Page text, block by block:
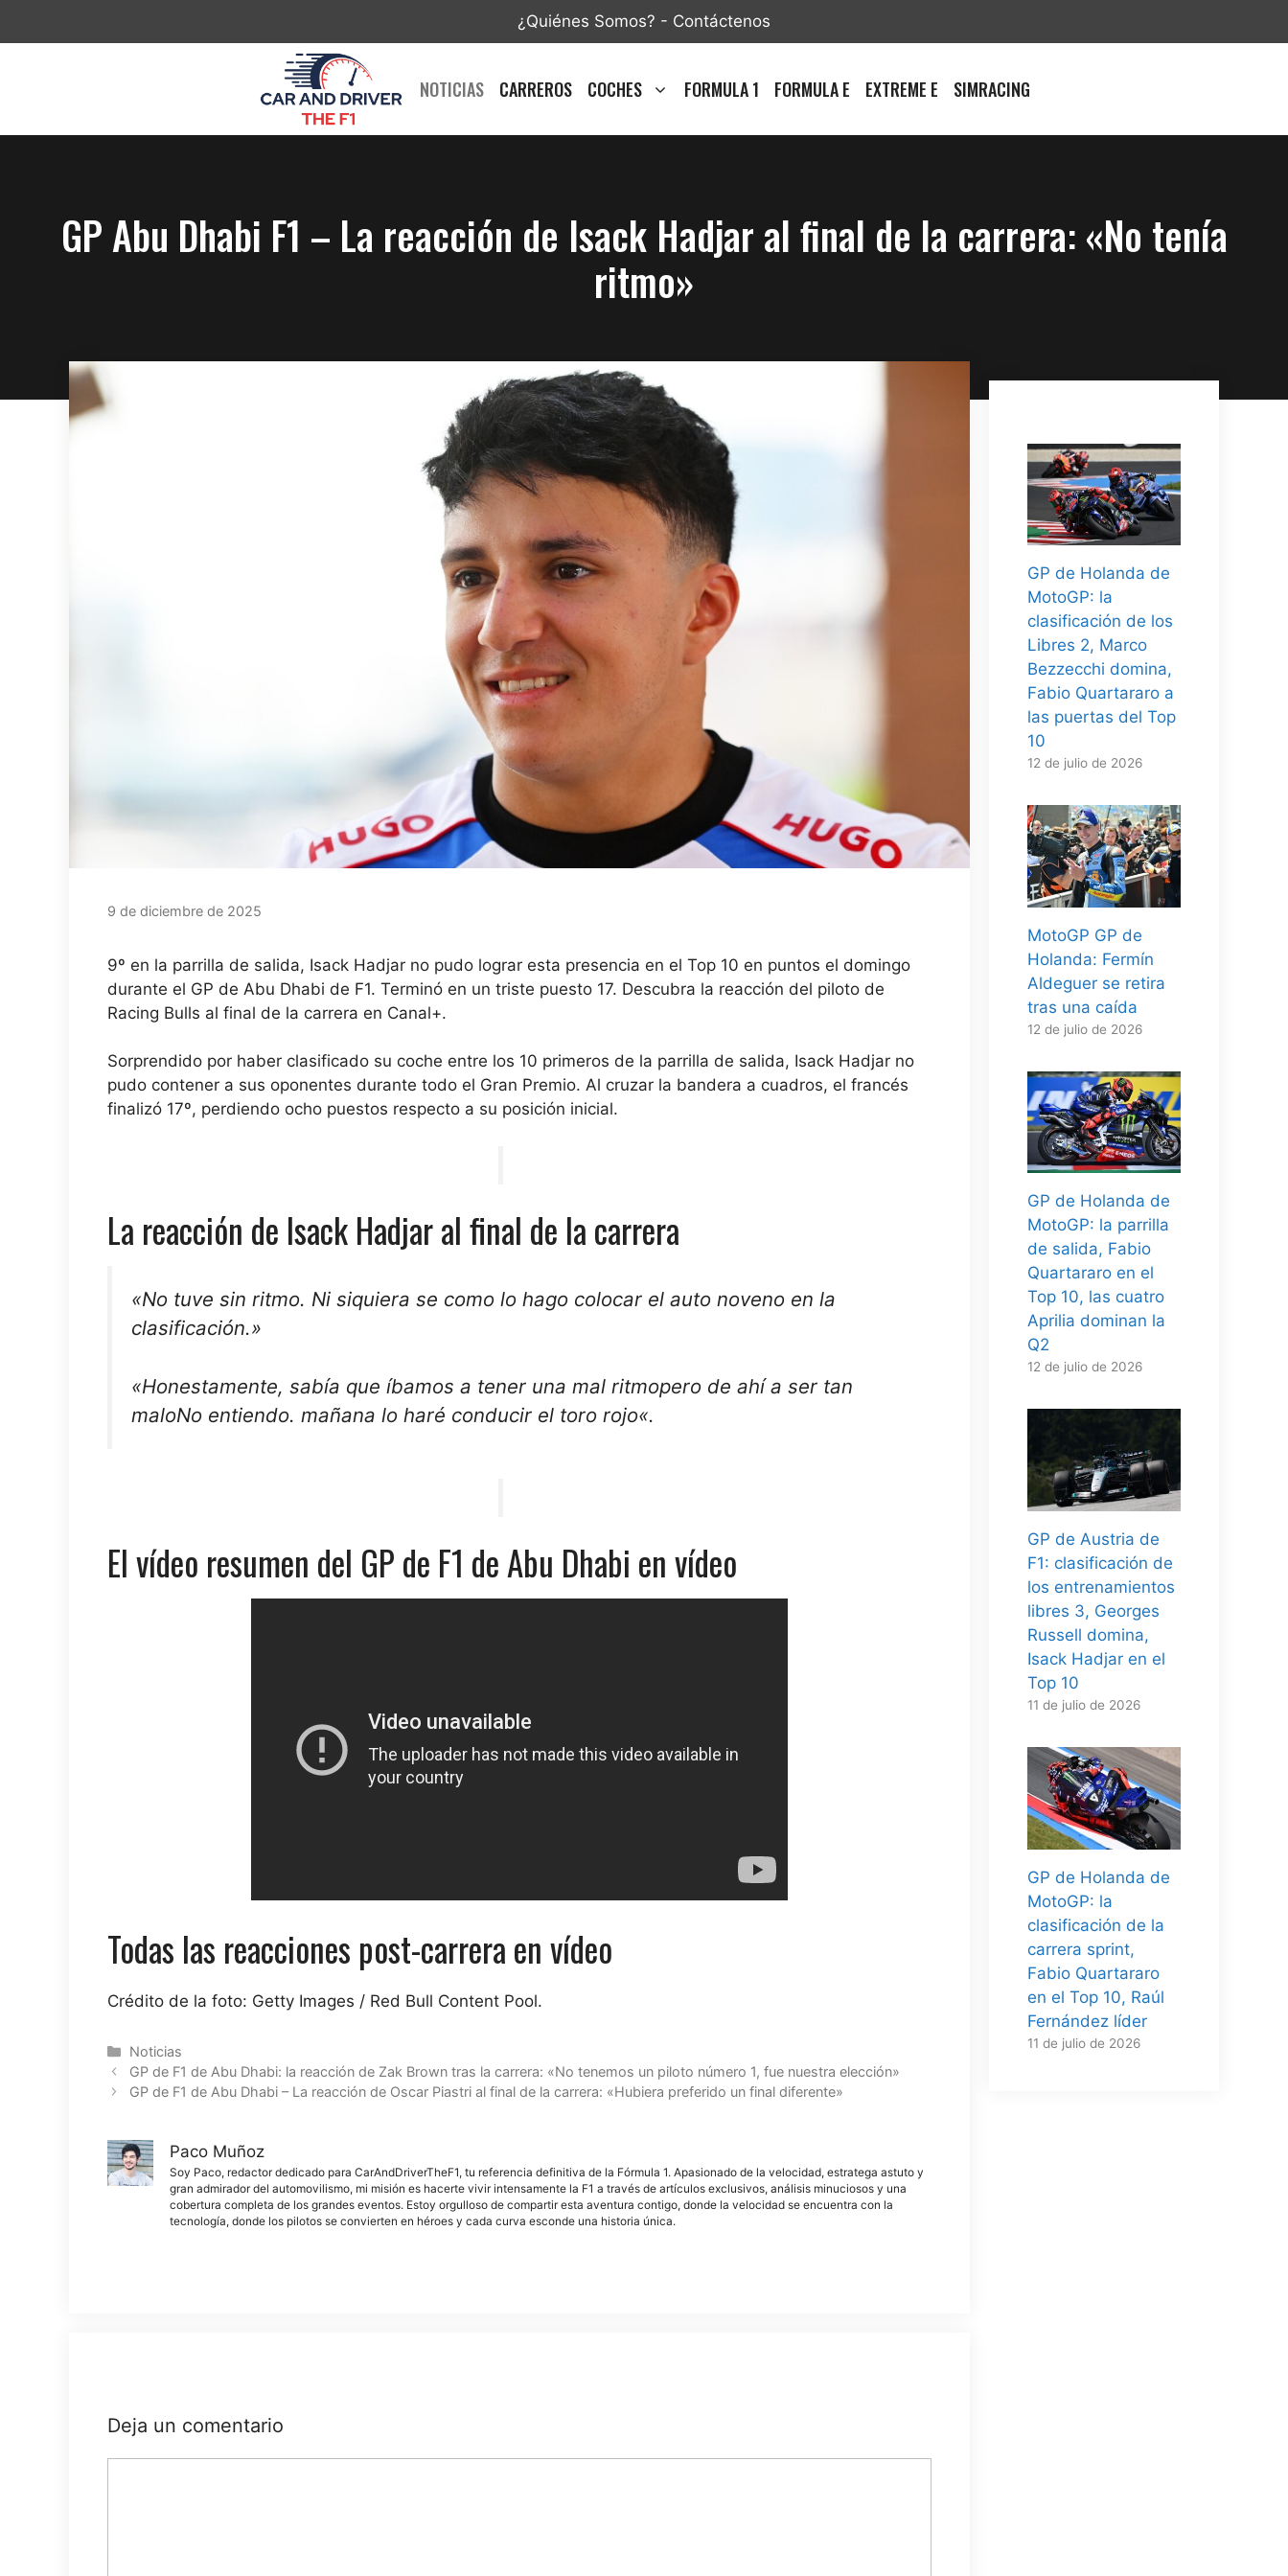
¿Quiénes Somos? - Contáctenos
NOTICIAS CARREROS COCHES FORMULA 1 FORMULA E EXTREME E SIMRACING
GP Abu Dhabi F1 – La reacción de Isack Hadjar al final de la carrera: «No tenía
ritmo»
9 de diciembre de 2025
9º en la parrilla de salida, Isack Hadjar no pudo lograr esta presencia en el Top 10 en puntos el domingo
durante el GP de Abu Dhabi de F1. Terminó en un triste puesto 17. Descubra la reacción del piloto de
Racing Bulls al final de la carrera en Canal+.
Sorprendido por haber clasificado su coche entre los 10 primeros de la parrilla de salida, Isack Hadjar no
pudo contener a sus oponentes durante todo el Gran Premio. Al cruzar la bandera a cuadros, el francés
finalizó 17º, perdiendo ocho puestos respecto a su posición inicial.
La reacción de Isack Hadjar al final de la carrera
«No tuve sin ritmo. Ni siquiera se como lo hago colocar el auto noveno en la
clasificación.»
«Honestamente, sabía que íbamos a tener una mal ritmopero de ahí a ser tan
maloNo entiendo. mañana lo haré conducir el toro rojo«.
El vídeo resumen del GP de F1 de Abu Dhabi en vídeo
Todas las reacciones post-carrera en vídeo
Crédito de la foto: Getty Images / Red Bull Content Pool.
Categorías
Noticias
GP de F1 de Abu Dhabi: la reacción de Zak Brown tras la carrera: «No tenemos un piloto número 1, fue nuestra elección»
GP de F1 de Abu Dhabi – La reacción de Oscar Piastri al final de la carrera: «Hubiera preferido un final diferente»
Paco Muñoz
Soy Paco, redactor dedicado para CarAndDriverTheF1, tu referencia definitiva de la Fórmula 1. Apasionado de la velocidad, estratega astuto y
gran admirador del automovilismo, mi misión es hacerte vivir intensamente la F1 a través de artículos exclusivos, análisis minuciosos y una
cobertura completa de los grandes eventos. Estoy orgulloso de compartir esta aventura contigo, donde la velocidad se encuentra con la
tecnología, donde los pilotos se convierten en héroes y cada curva esconde una historia única.
Deja un comentario
GP de Holanda de
MotoGP: la
clasificación de los
Libres 2, Marco
Bezzecchi domina,
Fabio Quartararo a
las puertas del Top
10
12 de julio de 2026
MotoGP GP de
Holanda: Fermín
Aldeguer se retira
tras una caída
12 de julio de 2026
GP de Holanda de
MotoGP: la parrilla
de salida, Fabio
Quartararo en el
Top 10, las cuatro
Aprilia dominan la
Q2
12 de julio de 2026
GP de Austria de
F1: clasificación de
los entrenamientos
libres 3, Georges
Russell domina,
Isack Hadjar en el
Top 10
11 de julio de 2026
GP de Holanda de
MotoGP: la
clasificación de la
carrera sprint,
Fabio Quartararo
en el Top 10, Raúl
Fernández líder
11 de julio de 2026